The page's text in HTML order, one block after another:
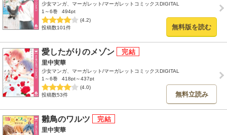
少女マンガ、マーガレット/マーガレットコミックスDIGITAL
1～6巻
494pt
(4.2)
投稿数101件
無料版を読む
愛したがりのメゾン
里中実華
少女マンガ、マーガレット/マーガレットコミックスDIGITAL
1～6巻
418pt～437pt
(4.0)
投稿数53件
無料立読み
雛鳥のワルツ
里中実華